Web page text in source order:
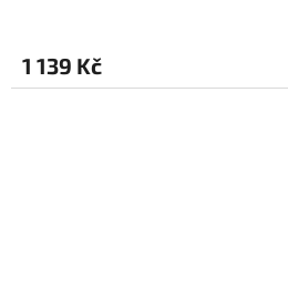
1 139 Kč